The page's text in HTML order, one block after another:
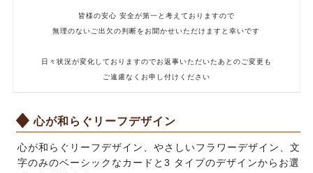
皆様の安心 安全が第一と考えておりますので
無理のないご出欠の判断をお聞かせいただけますと幸いです
日々状況が変化しておりますのでお返事いただいたあとのご変更も
ご遠慮なくお申し付けください
心が和らぐリーフデザイン
心が和らぐリーフデザイン、やさしいフラワーデザイン、文
字のみのベーシックなカードと3 タイプのデザインからお選